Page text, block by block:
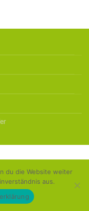
du die Website weiter
aus.